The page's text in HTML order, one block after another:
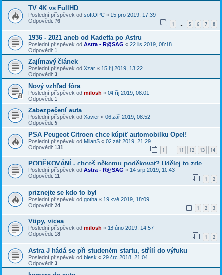
TV 4K vs FullHD
Poslední příspěvek od softOPC « 15 pro 2019, 17:39
Odpovědi: 76 1 … 5 6 7 8
1936 - 2021 aneb od Kadetta po Astru
Poslední příspěvek od Astra - R@SAG « 22 lis 2019, 08:18
Odpovědi: 1
Zajímavý článek
Poslední příspěvek od Xzar « 15 říj 2019, 13:22
Odpovědi: 3
Nový vzhľad fóra
Poslední příspěvek od milosh « 04 říj 2019, 08:01
Odpovědi: 1
Zabezpečení auta
Poslední příspěvek od Xavier « 06 zář 2019, 08:52
Odpovědi: 5
PSA Peugeot Citroen chce kúpiť automobilku Opel!
Poslední příspěvek od MilanS « 02 zář 2019, 21:29
Odpovědi: 131 1 11 12 13 14
PODĚKOVÁNÍ - chceš někomu poděkovat? Udělej to zde
Poslední příspěvek od Astra - R@SAG « 14 srp 2019, 10:43
Odpovědi: 11 1 2
priznejte se kdo to byl
Poslední příspěvek od gotha « 19 kvě 2019, 18:09
Odpovědi: 24 1 2 3
Vtipy, videa
Poslední příspěvek od milosh « 18 úno 2019, 14:57
Odpovědi: 18 1 2
Astra J hádá se při studeném startu, střílí do výfuku
Poslední příspěvek od blesk « 29 črc 2018, 21:04
Odpovědi: 3